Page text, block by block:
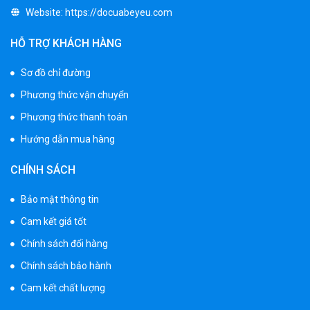
Xe 3 bánh trẻ em 968
550.000 ₫
950.000 ₫
1.250.000 ₫
Xe máy điện trẻ em T118
950.000 ₫
Website: https://docuabeyeu.com
HỖ TRỢ KHÁCH HÀNG
Sơ đồ chỉ đường
Phương thức vận chuyển
Phương thức thanh toán
Hướng dẫn mua hàng
CHÍNH SÁCH
Bảo mật thông tin
Cam kết giá tốt
Chính sách đổi hàng
Chính sách bảo hành
Cam kết chất lượng